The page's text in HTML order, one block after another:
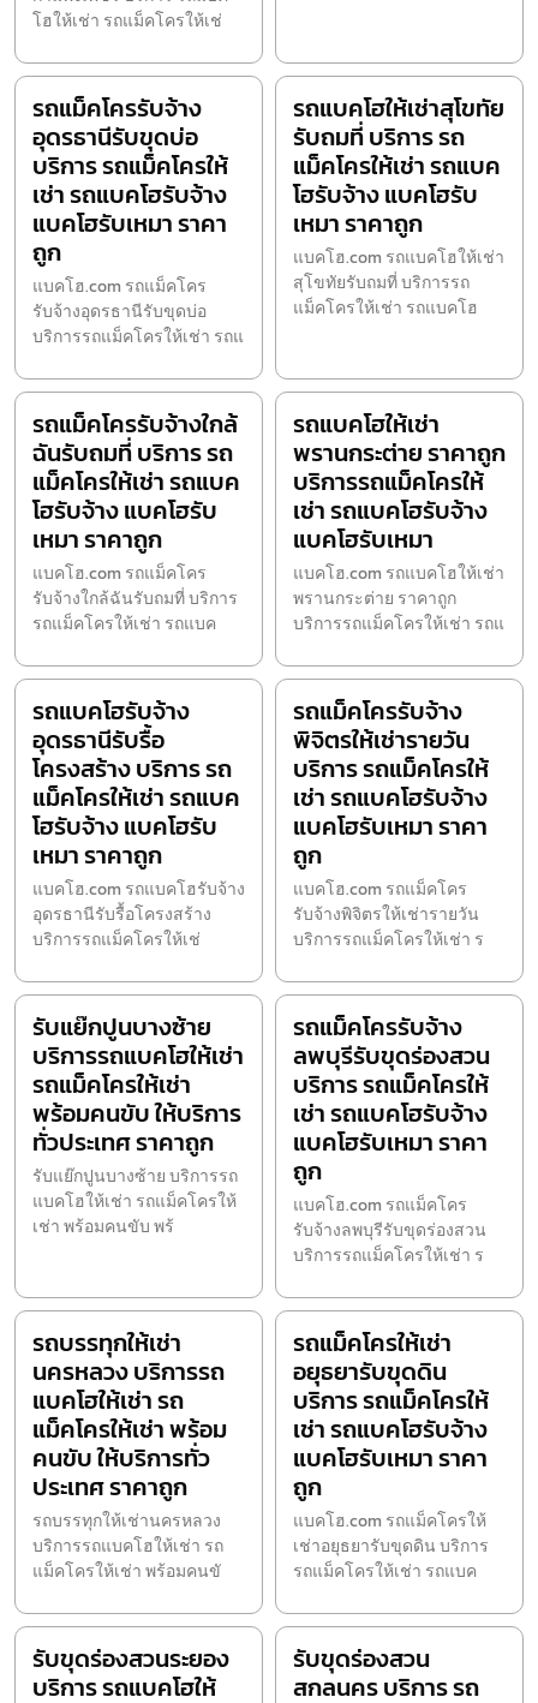
โฮให้เช่า รถแม็คโครให้เช่
รถแม็คโครรับจ้าง
อุดรธานีรับขุดบ่อ
บริการ รถแม็คโครให้
เช่า รถแบคโฮรับจ้าง
แบคโฮรับเหมา ราคา
ถูก
แบคโฮ.com รถแม็คโคร
รับจ้างอุดรธานีรับขุดบ่อ
บริการรถแม็คโครให้เช่า รถแ
รถแบคโฮให้เช่าสุโขทัย
รับถมที่ บริการ รถ
แม็คโครให้เช่า รถแบค
โฮรับจ้าง แบคโฮรับ
เหมา ราคาถูก
แบคโฮ.com รถแบคโฮให้เช่า
สุโขทัยรับถมที่ บริการรถ
แม็คโครให้เช่า รถแบคโฮ
รถแม็คโครรับจ้างใกล้
ฉันรับถมที่ บริการ รถ
แม็คโครให้เช่า รถแบค
โฮรับจ้าง แบคโฮรับ
เหมา ราคาถูก
แบคโฮ.com รถแม็คโคร
รับจ้างใกล้ฉันรับถมที่ บริการ
รถแม็คโครให้เช่า รถแบค
รถแบคโฮให้เช่า
พรานกระต่าย ราคาถูก
บริการรถแม็คโครให้
เช่า รถแบคโฮรับจ้าง
แบคโฮรับเหมา
แบคโฮ.com รถแบคโฮให้เช่า
พรานกระต่าย ราคาถูก
บริการรถแม็คโครให้เช่า รถแ
รถแบคโฮรับจ้าง
อุดรธานีรับรื้อ
โครงสร้าง บริการ รถ
แม็คโครให้เช่า รถแบค
โฮรับจ้าง แบคโฮรับ
เหมา ราคาถูก
แบคโฮ.com รถแบคโฮรับจ้าง
อุดรธานีรับรื้อโครงสร้าง
บริการรถแม็คโครให้เช่
รถแม็คโครรับจ้าง
พิจิตรให้เช่ารายวัน
บริการ รถแม็คโครให้
เช่า รถแบคโฮรับจ้าง
แบคโฮรับเหมา ราคา
ถูก
แบคโฮ.com รถแม็คโคร
รับจ้างพิจิตรให้เช่ารายวัน
บริการรถแม็คโครให้เช่า ร
รับแย๊กปูนบางซ้าย
บริการรถแบคโฮให้เช่า
รถแม็คโครให้เช่า
พร้อมคนขับ ให้บริการ
ทั่วประเทศ ราคาถูก
รับแย๊กปูนบางซ้าย บริการรถ
แบคโฮให้เช่า รถแม็คโครให้
เช่า พร้อมคนขับ พร้
รถแม็คโครรับจ้าง
ลพบุรีรับขุดร่องสวน
บริการ รถแม็คโครให้
เช่า รถแบคโฮรับจ้าง
แบคโฮรับเหมา ราคา
ถูก
แบคโฮ.com รถแม็คโคร
รับจ้างลพบุรีรับขุดร่องสวน
บริการรถแม็คโครให้เช่า ร
รถบรรทุกให้เช่า
นครหลวง บริการรถ
แบคโฮให้เช่า รถ
แม็คโครให้เช่า พร้อม
คนขับ ให้บริการทั่ว
ประเทศ ราคาถูก
รถบรรทุกให้เช่านครหลวง
บริการรถแบคโฮให้เช่า รถ
แม็คโครให้เช่า พร้อมคนขั
รถแม็คโครให้เช่า
อยุธยารับขุดดิน
บริการ รถแม็คโครให้
เช่า รถแบคโฮรับจ้าง
แบคโฮรับเหมา ราคา
ถูก
แบคโฮ.com รถแม็คโครให้
เช่าอยุธยารับขุดดิน บริการ
รถแม็คโครให้เช่า รถแบค
รับขุดร่องสวนระยอง
บริการ รถแบคโฮให้
รับขุดร่องสวน
สกลนคร บริการ รถ